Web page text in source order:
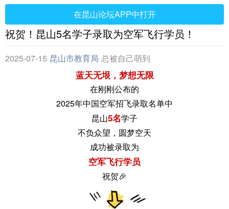
在昆山论坛APP中打开
祝贺！昆山5名学子录取为空军飞行学员！
2025-07-15 昆山市教育局 总被自己萌到
蓝天无垠，梦想无限
在刚刚公布的
2025年中国空军招飞录取名单中
昆山5名学子
不负众望，圆梦空天
成功被录取为
空军飞行学员
祝贺🎉